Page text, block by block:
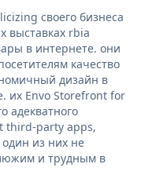
своего бизнеса
выставках rbia
в интернете. они
качество
дизайн в
их Envo Storefront for
адекватного
third-party apps,
из них не
и трудным в